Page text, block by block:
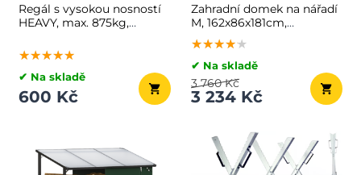
Regál s vysokou nosností
HEAVY, max. 875kg,
★★★★★
★★★★★
★★★★★
✔ Na skladě
600 Kč
Zahradní domek na nářadí
M, 162x86x181cm,
antracitová
★★★★★
★★★★★
★★★★★
✔ Na skladě
3 234 Kč
3 760 Kč